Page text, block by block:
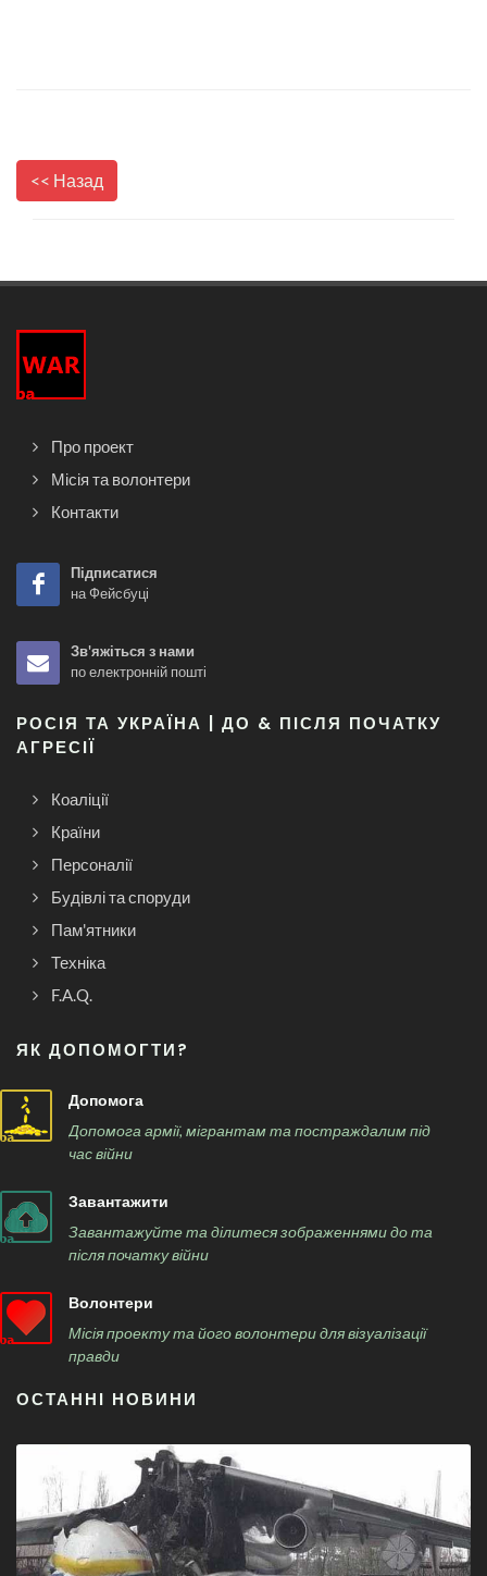
<< Назад
Про проект
Місія та волонтери
Контакти
Підписатися
на Фейсбуці
Зв'яжіться з нами
по електронній пошті
РОСІЯ ТА УКРАЇНА | ДО & ПІСЛЯ ПОЧАТКУ
АГРЕСІЇ
Коаліції
Країни
Персоналії
Будівлі та споруди
Пам'ятники
Техніка
F.A.Q.
ЯК ДОПОМОГТИ?
Допомога
Допомога армії, мігрантам та постраждалим під
час війни
Завантажити
Завантажуйте та ділитеся зображеннями до та
після початку війни
Волонтери
Місія проекту та його волонтери для візуалізації
правди
ОСТАННІ НОВИНИ